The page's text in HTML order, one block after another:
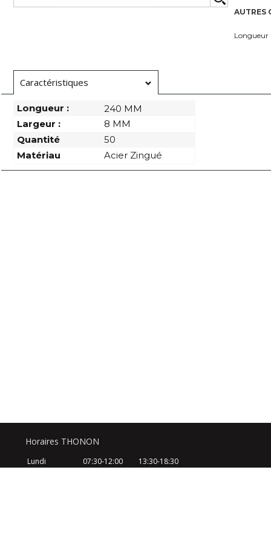
AUTRES
Longueur
Caractéristiques
Longueur :
240 MM
Largeur :
8 MM
Quantité
50
Matériau
Acier Zingué
Horaires THONON
Lundi 07:30-12:00
13:30-18:30